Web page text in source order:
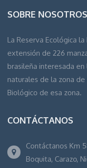
SOBRE NOSOTROS
La Reserva Ecológica
extensión de 226
brasileña interesada
naturales de la zona de
Biológico de esa zona.
CONTÁCTANOS
Contáctanos Km
Boquita, Carazo,